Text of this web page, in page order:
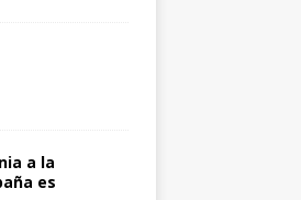
a la
es